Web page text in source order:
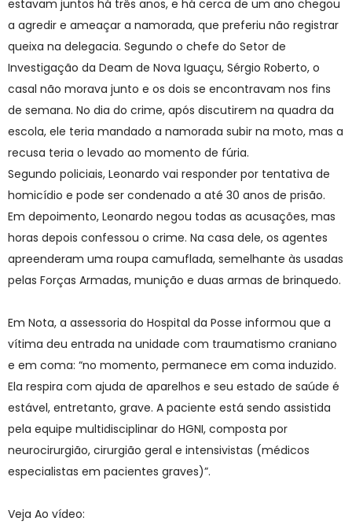
estavam juntos há três anos, e há cerca de um ano chegou
a agredir e ameaçar a namorada, que preferiu não registrar
queixa na delegacia. Segundo o chefe do Setor de
Investigação da Deam de Nova Iguaçu, Sérgio Roberto, o
casal não morava junto e os dois se encontravam nos fins
de semana. No dia do crime, após discutirem na quadra da
escola, ele teria mandado a namorada subir na moto, mas a
recusa teria o levado ao momento de fúria.
Segundo policiais, Leonardo vai responder por tentativa de
homicídio e pode ser condenado a até 30 anos de prisão.
Em depoimento, Leonardo negou todas as acusações, mas
horas depois confessou o crime. Na casa dele, os agentes
apreenderam uma roupa camuflada, semelhante às usadas
pelas Forças Armadas, munição e duas armas de brinquedo.
Em Nota, a assessoria do Hospital da Posse informou que a
vítima deu entrada na unidade com traumatismo craniano
e em coma: “no momento, permanece em coma induzido.
Ela respira com ajuda de aparelhos e seu estado de saúde é
estável, entretanto, grave. A paciente está sendo assistida
pela equipe multidisciplinar do HGNI, composta por
neurocirurgião, cirurgião geral e intensivistas (médicos
especialistas em pacientes graves)”.
Veja Ao vídeo: